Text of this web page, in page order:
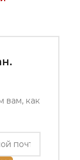
вам, как